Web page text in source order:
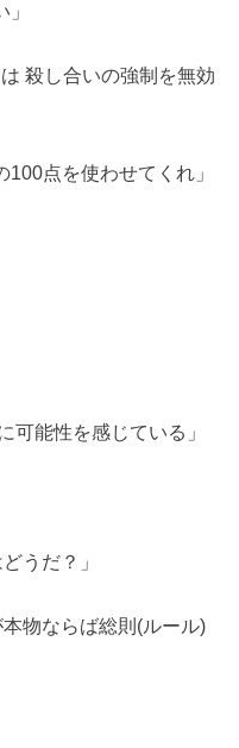
殺し合いの強制を無効
100点を使わせてくれ」
可能性を感じている」
うだ？」
物ならば総則(ルール)